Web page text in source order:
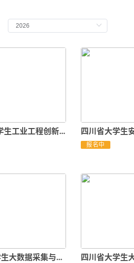
第十一届四川省大学生工业工程创新应用案例大赛
报名中
2026年四川省大学生大数据采集与分析大赛（电子数据取证赛道）